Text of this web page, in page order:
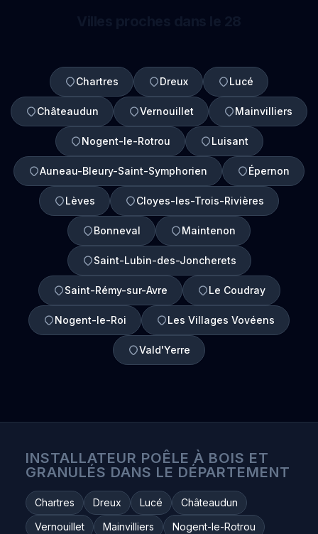
Chartres Dreux Lucé
Châteaudun Vernouillet Mainvilliers
Nogent-le-Rotrou Luisant
Auneau-Bleury-Saint-Symphorien Épernon
Lèves Cloyes-les-Trois-Rivières
Bonneval Maintenon
Saint-Lubin-des-Joncherets
Saint-Rémy-sur-Avre Le Coudray
Nogent-le-Roi Les Villages Vovéens
Vald'Yerre
INSTALLATEUR POÊLE À BOIS ET
GRANULÉS DANS LE DÉPARTEMENT
Chartres Dreux Lucé
Châteaudun
Vernouillet
Mainvilliers
Nogent-le-Rotrou